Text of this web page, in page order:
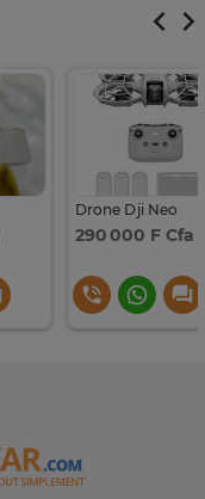
Drone Dji Neo
290 000 F Cfa